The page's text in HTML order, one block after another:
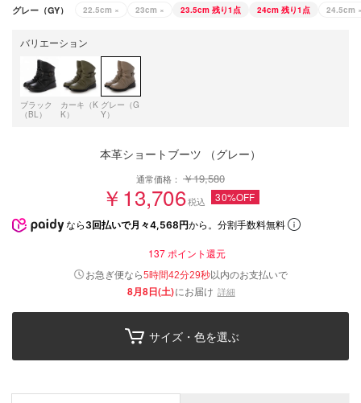
グレー（GY） 22.5cm × 23cm × 23.5cm 残り1点 24cm 残り1点 24.5cm
バリエーション
ブラック
（BL）
カーキ（K
K）
グレー（G
Y）
本革ショートブーツ （グレー）
通常価格： ￥19,580
￥13,706税込 30%OFF
なら 3回払いで月々4,568円から。分割手数料無料
137ポイント還元
お急ぎ便なら5時間42分28秒以内のお支払いで
8月8日(土)にお届け 詳細
サイズ・色を選ぶ